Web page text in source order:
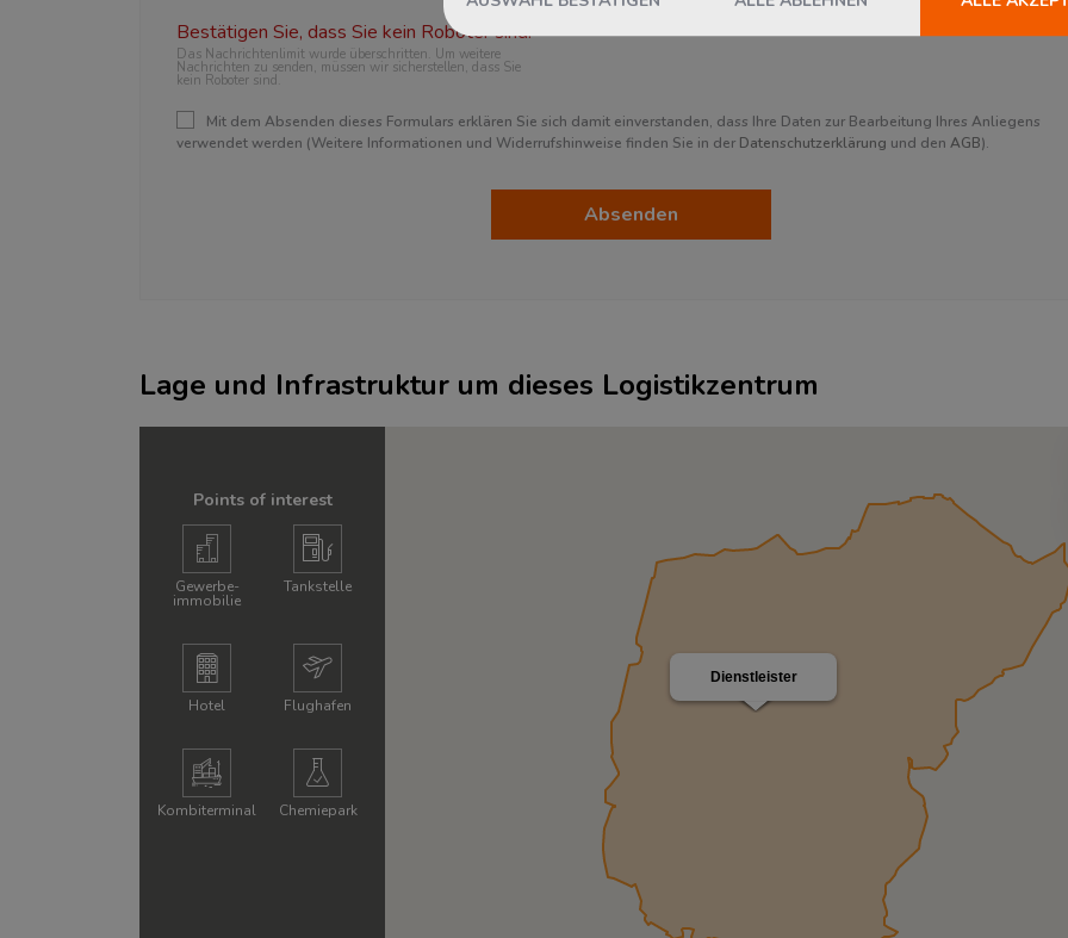
Bestätigen Sie, dass Sie kein Roboter sind.
Das Nachrichtenlimit wurde überschritten. Um weitere
Nachrichten zu senden, müssen wir sicherstellen, dass Sie
kein Roboter sind.
Mit dem Absenden dieses Formulars erklären Sie sich damit einverstanden, dass Ihre Daten zur Bearbeitung Ihres Anliegens
verwendet werden (Weitere Informationen und Widerrufshinweise finden Sie in der Datenschutzerklärung und den AGB).
Absenden
Lage und Infrastruktur um dieses Logistikzentrum
Points of interest
Gewerbe­
immobilie
Tankstelle
Hotel Flughafen
Kombi­terminal Chemie­park
Dienstleister